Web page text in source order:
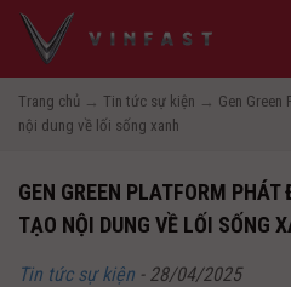
Trang chủ → Tin tức sự kiện → Gen
nội dung về lối sống xanh
GEN GREEN PLATFORM
TẠO NỘI DUNG VỀ LỐI SỐNG
Tin tức sự kiện - 28/04/2025